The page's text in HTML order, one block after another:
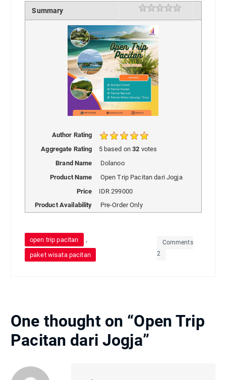
Summary Rating 1 star
2 stars
3 stars
4 stars
5 stars
Author Rating
Aggregate Rating
5based on32 votes
Brand Name
Dolanoo
Product Name
Open Trip Pacitan dari Jogja
Price
IDR 299000
Product Availability
Pre-Order Only
open trip pacitan ,
paket wisata pacitan
Comments
2
One thought on “Open Trip
Pacitan dari Jogja”